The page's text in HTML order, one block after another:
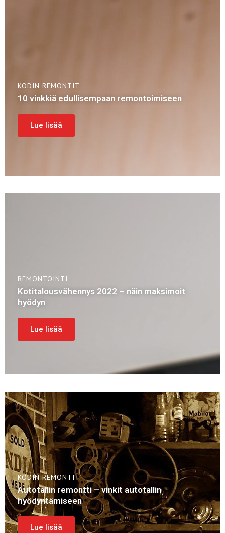
KODIN REMONTIT
10 vinkkiä edullisempaan remontoimiseen
Lue lisää
REMONTOINTI
Kotitalousvähennys 2022 – näin maksimoit
hyödyn
Lue lisää
KODIN REMONTIT
Autotallin remontti – vinkit autotallin
hyödyntämiseen
Lue lisää